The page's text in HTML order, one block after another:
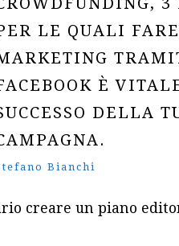
LE QUALI FARE
È
DELLA
Bianchi
creare un piano